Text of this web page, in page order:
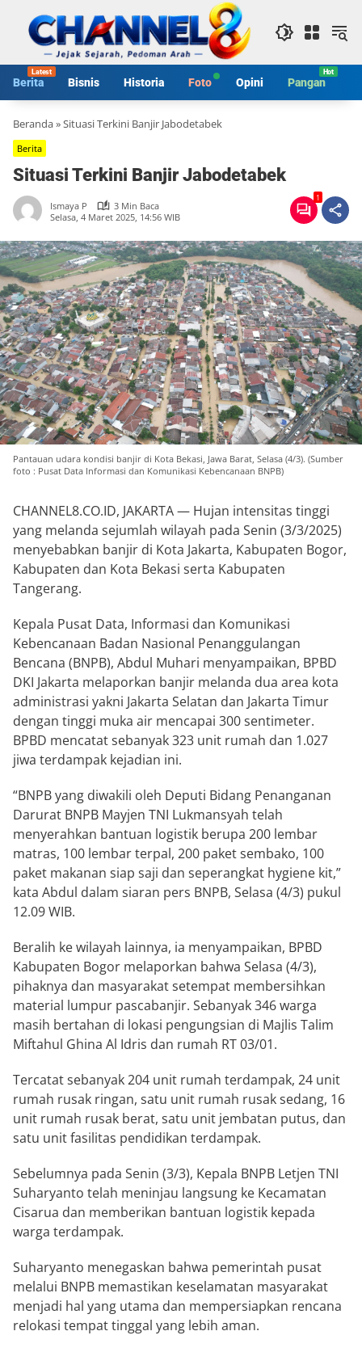
konten
Berita Bisnis Historia Foto Opini Pangan
Beranda»Situasi Terkini Banjir Jabodetabek
Berita
Situasi Terkini Banjir Jabodetabek
Ismaya P
3 Min Baca
Selasa, 4 Maret 2025, 14:56 WIB
1
Pantauan udara kondisi banjir di Kota Bekasi, Jawa Barat, Selasa (4/3). (Sumber
foto : Pusat Data Informasi dan Komunikasi Kebencanaan BNPB)
CHANNEL8.CO.ID, JAKARTA — Hujan intensitas tinggi
yang melanda sejumlah wilayah pada Senin (3/3/2025)
menyebabkan banjir di Kota Jakarta, Kabupaten Bogor,
Kabupaten dan Kota Bekasi serta Kabupaten
Tangerang.
Kepala Pusat Data, Informasi dan Komunikasi
Kebencanaan Badan Nasional Penanggulangan
Bencana (BNPB), Abdul Muhari menyampaikan, BPBD
DKI Jakarta melaporkan banjir melanda dua area kota
administrasi yakni Jakarta Selatan dan Jakarta Timur
dengan tinggi muka air mencapai 300 sentimeter.
BPBD mencatat sebanyak 323 unit rumah dan 1.027
jiwa terdampak kejadian ini.
“BNPB yang diwakili oleh Deputi Bidang Penanganan
Darurat BNPB Mayjen TNI Lukmansyah telah
menyerahkan bantuan logistik berupa 200 lembar
matras, 100 lembar terpal, 200 paket sembako, 100
paket makanan siap saji dan seperangkat hygiene kit,”
kata Abdul dalam siaran pers BNPB, Selasa (4/3) pukul
12.09 WIB.
Beralih ke wilayah lainnya, ia menyampaikan, BPBD
Kabupaten Bogor melaporkan bahwa Selasa (4/3),
pihaknya dan masyarakat setempat membersihkan
material lumpur pascabanjir. Sebanyak 346 warga
masih bertahan di lokasi pengungsian di Majlis Talim
Miftahul Ghina Al Idris dan rumah RT 03/01.
Tercatat sebanyak 204 unit rumah terdampak, 24 unit
rumah rusak ringan, satu unit rumah rusak sedang, 16
unit rumah rusak berat, satu unit jembatan putus, dan
satu unit fasilitas pendidikan terdampak.
Sebelumnya pada Senin (3/3), Kepala BNPB Letjen TNI
Suharyanto telah meninjau langsung ke Kecamatan
Cisarua dan memberikan bantuan logistik kepada
warga terdampak.
Suharyanto menegaskan bahwa pemerintah pusat
melalui BNPB memastikan keselamatan masyarakat
menjadi hal yang utama dan mempersiapkan rencana
relokasi tempat tinggal yang lebih aman.